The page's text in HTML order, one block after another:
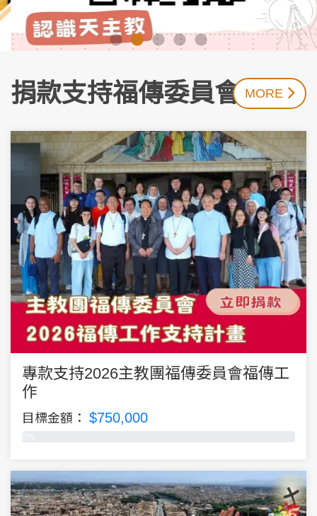
捐款支持福傳委員會工作
MORE
專款支持2026主教團福傳委員會福傳工
作
目標金額： $750,000